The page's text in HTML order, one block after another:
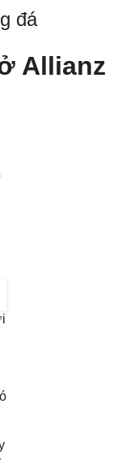
đá
Allianz